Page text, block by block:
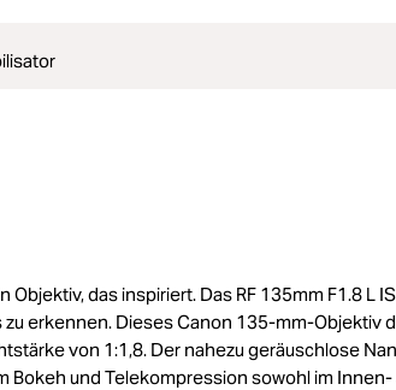
das inspiriert. Das RF 135mm F1.8 L
erkennen. Dieses Canon 135-mm-Objektiv
von 1:1,8. Der nahezu geräuschlose
Bokeh und Telekompression sowohl im Innen-